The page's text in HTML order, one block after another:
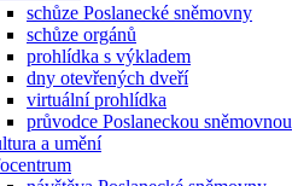
schůze Poslanecké sněmovny
schůze orgánů
prohlídka s výkladem
dny otevřených dveří
virtuální prohlídka
průvodce Poslaneckou sněmovnou
a umění